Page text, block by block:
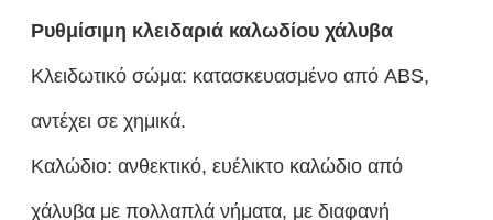
Ρυθμίσιμη κλειδαριά καλωδίου χάλυβα
Κλειδωτικό σώμα: κατασκευασμένο από ABS,
αντέχει σε χημικά.
Καλώδιο: ανθεκτικό, ευέλικτο καλώδιο από
χάλυβα με πολλαπλά νήματα, με διαφανή